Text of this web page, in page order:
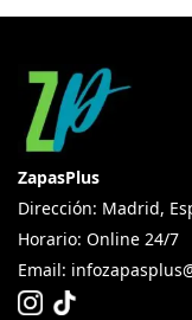
ZapasPlus
Dirección: Madrid,
Horario: Online 24/7
Email: